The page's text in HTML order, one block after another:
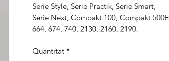
Serie Style, Serie Practik, Serie Smart,
Serie Next, Compakt 100, Compakt 500E,
664, 674, 740, 2130, 2160, 2190.
Quantitat *